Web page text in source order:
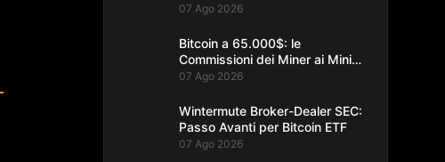
07 Ago 2026
Bitcoin a 65.000$: le
Commissioni dei Miner ai Minimi
da un Decennio
07 Ago 2026
Wintermute Broker-Dealer SEC:
Passo Avanti per Bitcoin ETF
07 Ago 2026